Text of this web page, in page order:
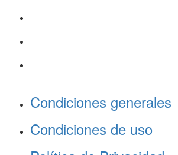
Condiciones generales
Condiciones de uso